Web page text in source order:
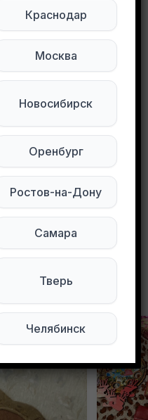
только на время
не доезжает
в социальных
Telegram
131 просмотров
городе
Краснодар
Москва
Новосибирск
Оренбург
Ростов-на-Дону
Самара
Тверь
Челябинск